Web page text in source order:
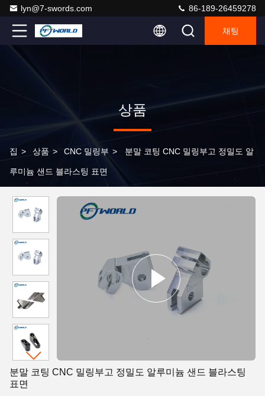
lyn@7-swords.com 86-189-26459278
채팅
상품
집 > 상품 > CNC 밀링부 > 분말 코팅 CNC 밀링부고 정밀도 알
루미늄 샌드 블라스팅 표면
분말 코팅 CNC 밀링부고 정밀도 알루미늄 샌드 블라스팅
표면